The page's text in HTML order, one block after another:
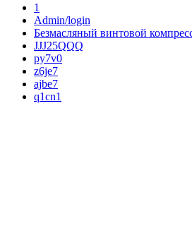
1
Admin/login
Безмасляный винтовой
JJJ25QQQ
py7v0
z6je7
ajbe7
q1cn1